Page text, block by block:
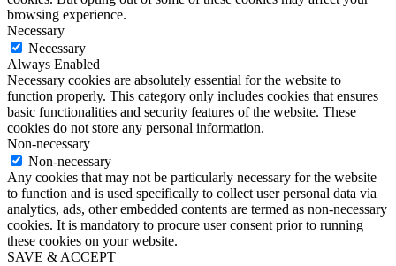
browsing experience.
Necessary
Necessary
Always Enabled
Necessary cookies are absolutely essential for the website to
function properly. This category only includes cookies that ensures
basic functionalities and security features of the website. These
cookies do not store any personal information.
Non-necessary
Non-necessary
Any cookies that may not be particularly necessary for the website
to function and is used specifically to collect user personal data via
analytics, ads, other embedded contents are termed as non-necessary
cookies. It is mandatory to procure user consent prior to running
these cookies on your website.
SAVE & ACCEPT